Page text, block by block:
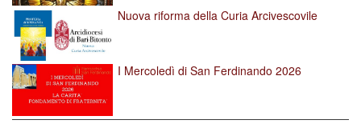
Nuova riforma della Curia Arcivescovile
I Mercoledì di San Ferdinando 2026